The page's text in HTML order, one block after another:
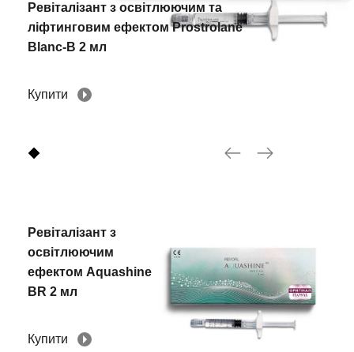
Ревіталізант з
освітлюючим
ефектом Aquashine
BR 2 мл
Купити
Ревіталізант з освітлюючим та
ліфтинговим ефектом Prostrolane
Blanc-B 2 мл
Купити